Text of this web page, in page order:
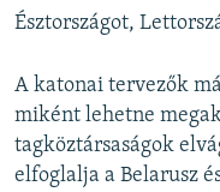
Észtországot,
A katonai tervezők
miként lehetne
tagköztársaságok
elfoglalja a Belarusz